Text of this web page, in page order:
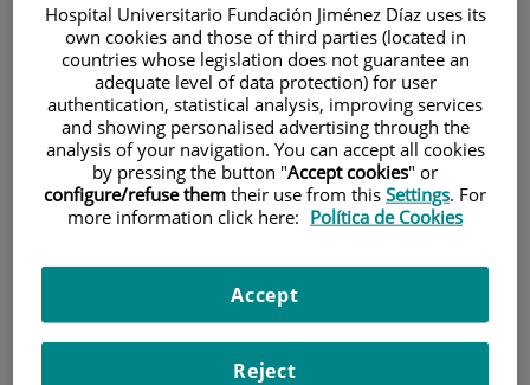
Pacientes y visitantes
Investigación
Hospital Universitario Fundación Jiménez Díaz uses its
own cookies and those of third parties (located in
countries whose legislation does not guarantee an
adequate level of data protection) for user
authentication, statistical analysis, improving services
and showing personalised advertising through the
analysis of your navigation. You can accept all cookies
by pressing the button "Accept cookies" or
configure/refuse them their use from this Settings. For
more information click here: Política de Cookies
Reject
Accept